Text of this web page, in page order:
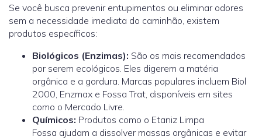
Se você busca prevenir entupimentos ou eliminar odores
sem a necessidade imediata do caminhão, existem
produtos específicos:
Biológicos (Enzimas): São os mais recomendados
por serem ecológicos. Eles digerem a matéria
orgânica e a gordura. Marcas populares incluem Biol
2000, Enzmax e Fossa Trat, disponíveis em sites
como o Mercado Livre.
Químicos: Produtos como o Etaniz Limpa
Fossa ajudam a dissolver massas orgânicas e evitar